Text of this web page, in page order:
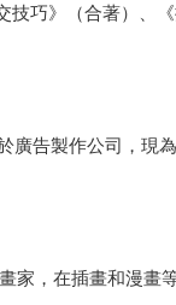
巧》（合著）、
告製作公司，
家，在插畫和漫